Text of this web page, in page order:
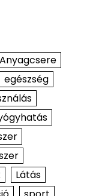
Anyagcsere
egészség
Látás